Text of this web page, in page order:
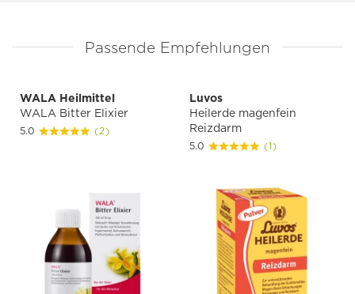
Passende Empfehlungen
WALA Heilmittel
WALA Bitter Elixier
5.0 (2)
Luvos
Heilerde magenfein
Reizdarm
5.0 (1)